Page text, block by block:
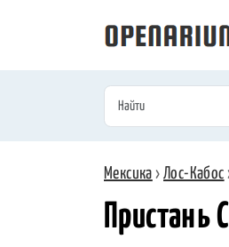
Мексика ›Лос-Кабос
Пристань